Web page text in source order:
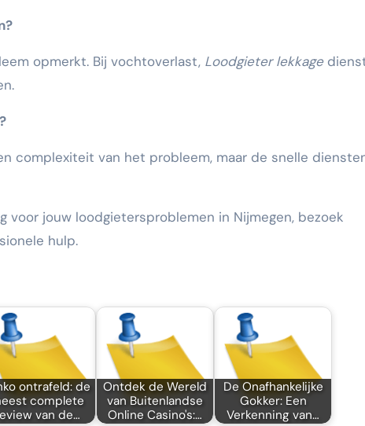
opmerkt. Bij vochtoverlast, Loodgieter lekkage
complexiteit van het probleem, maar de snelle
voor jouw loodgietersproblemen in Nijmegen, bezoek
hulp.
ontrafeld: de
complete
van de…
Ontdek de Wereld
van Buitenlandse
Online Casino's:…
De Onafhankelijke
Gokker: Een
Verkenning van…